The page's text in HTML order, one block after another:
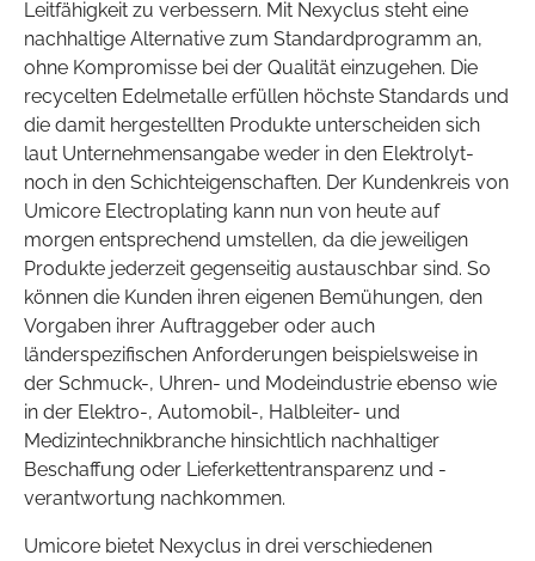
Leitfähigkeit zu verbessern. Mit Nexyclus steht eine
nachhaltige Alternative zum Standardprogramm an,
ohne Kompromisse bei der Qualität einzugehen. Die
recycelten Edelmetalle erfüllen höchste Standards und
die damit hergestellten Produkte unterscheiden sich
laut Unternehmensangabe weder in den Elektrolyt-
noch in den Schichteigenschaften. Der Kundenkreis von
Umicore Electroplating kann nun von heute auf
morgen entsprechend umstellen, da die jeweiligen
Produkte jederzeit gegenseitig austauschbar sind. So
können die Kunden ihren eigenen Bemühungen, den
Vorgaben ihrer Auftraggeber oder auch
länderspezifischen Anforderungen beispielsweise in
der Schmuck-, Uhren- und Modeindustrie ebenso wie
in der Elektro-, Automobil-, Halbleiter- und
Medizintechnikbranche hinsichtlich nachhaltiger
Beschaffung oder Lieferkettentransparenz und -
verantwortung nachkommen.
Umicore bietet Nexyclus in drei verschiedenen